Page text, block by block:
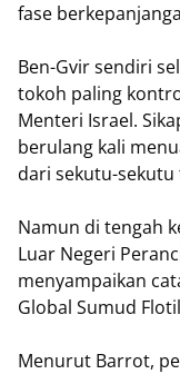
fase
Ben-Gvir sendiri
tokoh paling
Menteri Israel.
berulang kali
dari sekutu-
Namun di tengah
Luar Negeri
menyampaikan
Global Sumud
Menurut Barrot,